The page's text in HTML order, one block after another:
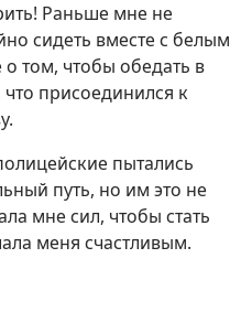
Раньше мне не
сидеть вместе с белым
том, чтобы обедать в
присоединился к
пытались
путь, но им это не
мне сил, чтобы стать
меня счастливым.